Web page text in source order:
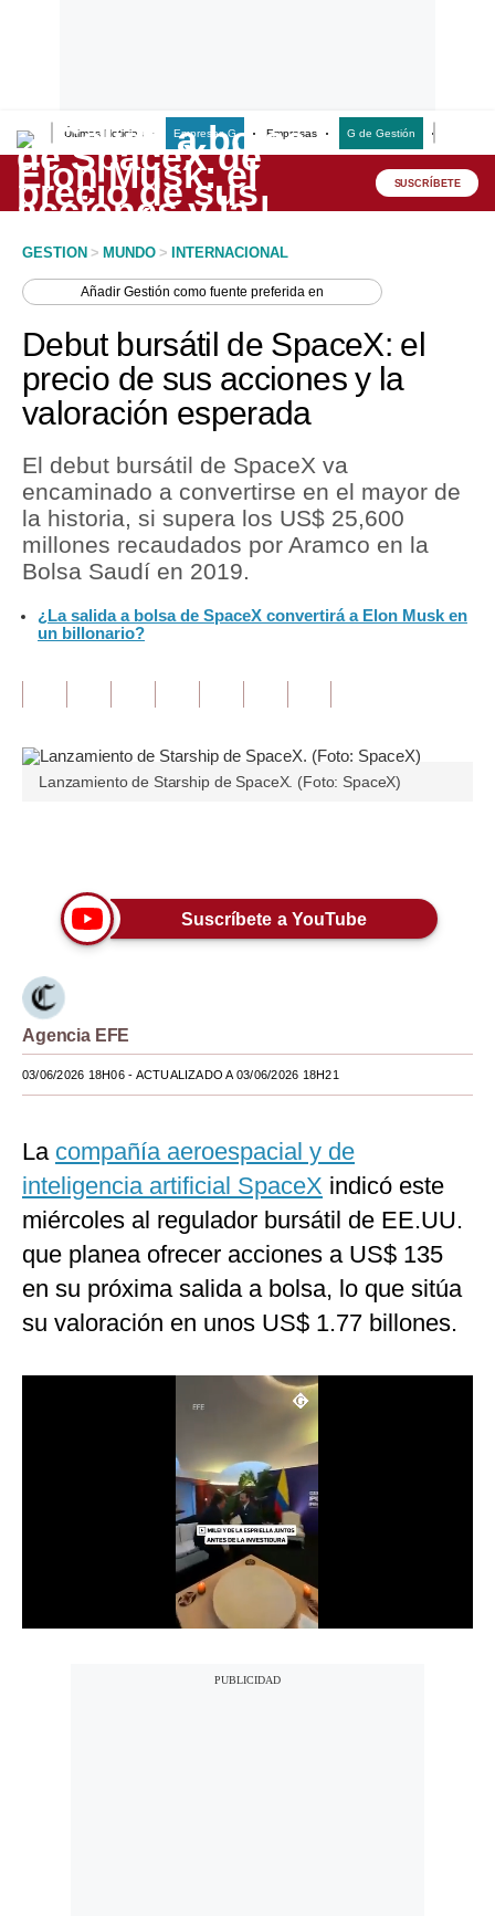
Últimas Noticias Empresas G Empresas G de Gestión
Lo último
Peru Quiosco
Economía
Mercados
Política
Tu Dinero
Finanzas Personales
Inmobiliarias
Opinión
Editorial
Tendencias
Lujo
Viajes
Moda
Estilos
EEUU
México
España
Internacional
Tecnología
Club del Suscriptor
SUSCRÍBETE
GESTION > MUNDO > INTERNACIONAL
AñadirGestión como fuente preferida en
Debut bursátil de SpaceX: el
precio de sus acciones y la
valoración esperada
El debut bursátil de SpaceX va
encaminado a convertirse en el mayor de
la historia, si supera los US$ 25,600
millones recaudados por Aramco en la
Bolsa Saudí en 2019.
¿La salida a bolsa de SpaceX convertirá a Elon Musk en
un billonario?
Lanzamiento de Starship de SpaceX. (Foto: SpaceX)
Suscríbete a YouTube
Agencia EFE
03/06/2026 18H06- ACTUALIZADO A 03/06/2026 18H21
La compañía aeroespacial y de
inteligencia artificial SpaceX indicó este
miércoles al regulador bursátil de EE.UU.
que planea ofrecer acciones a US$ 135
en su próxima salida a bolsa, lo que sitúa
su valoración en unos US$ 1.77 billones.